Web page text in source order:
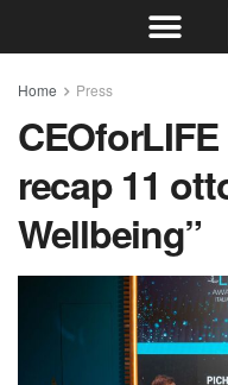
Home Press
recap 11
Wellbeing”